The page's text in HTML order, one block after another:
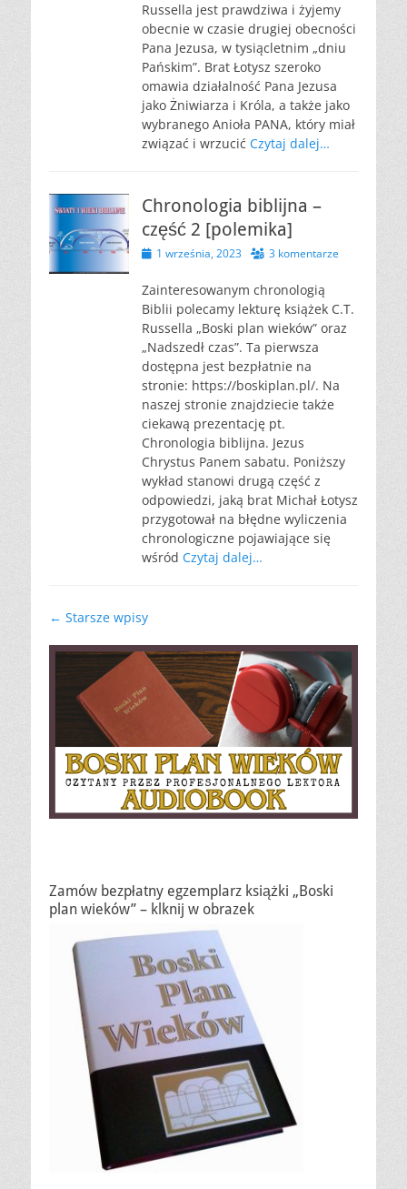
Russella jest prawdziwa i żyjemy
obecnie w czasie drugiej obecności
Pana Jezusa, w tysiącletnim „dniu
Pańskim”. Brat Łotysz szeroko
omawia działalność Pana Jezusa
jako Żniwiarza i Króla, a także jako
wybranego Anioła PANA, który miał
związać i wrzucić Czytaj dalej…
Chronologia biblijna –
część 2 [polemika]
Opublikowano
1 września, 2023 3 komentarze
Zainteresowanym chronologią
Biblii polecamy lekturę książek C.T.
Russella „Boski plan wieków” oraz
„Nadszedł czas”. Ta pierwsza
dostępna jest bezpłatnie na
stronie: https://boskiplan.pl/. Na
naszej stronie znajdziecie także
ciekawą prezentację pt.
Chronologia biblijna. Jezus
Chrystus Panem sabatu. Poniższy
wykład stanowi drugą część z
odpowiedzi, jaką brat Michał Łotysz
przygotował na błędne wyliczenia
chronologiczne pojawiające się
wśród Czytaj dalej…
Nawigacja
← Starsze wpisy
Zamów bezpłatny egzemplarz książki „Boski
plan wieków” – klknij w obrazek